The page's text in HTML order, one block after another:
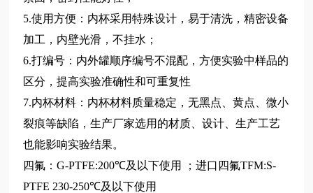
5.使用方便 ： 内杯采用特殊设计，易于清洗，精密设备
加工，内壁光滑，不挂水；
6.打编号： 内外罐顺序编号不混配，方便实验中样品的
区分，提高实验准确性和可重复性
7.内杯材料 ： 内杯材料质量稳定，无黑点、黄点、微小
裂痕等缺陷，生产厂家选用的材质、设计、生产工艺
也能影响实验结果。
四氟：G-PTFE:200℃及以下使用 ；进口四氟TFM:S-
PTFE 230-250℃及以下使用